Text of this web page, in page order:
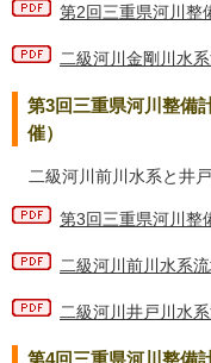
第2回三重県河川整
二級河川金剛川水
第3回三重県河川整備
催）
二級河川前川水系と井
第3回三重県河川整
二級河川前川水系
二級河川井戸川水
第4回三重県河川整備